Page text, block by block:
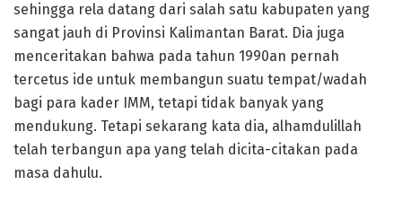
sehingga rela datang dari salah satu kabupaten yang
sangat jauh di Provinsi Kalimantan Barat. Dia juga
menceritakan bahwa pada tahun 1990an pernah
tercetus ide untuk membangun suatu tempat/wadah
bagi para kader IMM, tetapi tidak banyak yang
mendukung. Tetapi sekarang kata dia, alhamdulillah
telah terbangun apa yang telah dicita-citakan pada
masa dahulu.